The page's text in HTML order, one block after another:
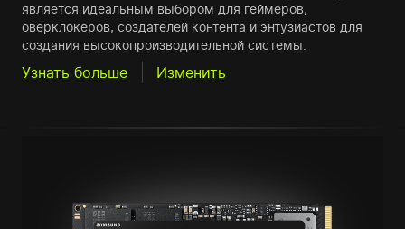
является идеальным выбором для геймеров,
оверклокеров, создателей контента и энтузиастов для
создания высокопроизводительной системы.
Узнать больше Изменить